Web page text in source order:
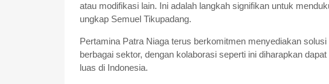
atau modifikasi lain. Ini adalah langkah signifikan untuk
ungkap Semuel Tikupadang.
Pertamina Patra Niaga terus berkomitmen menyediakan
berbagai sektor, dengan kolaborasi seperti ini diharapkan
luas di Indonesia.